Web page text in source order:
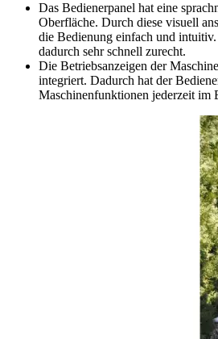
Das Bedienerpanel hat eine
Oberfläche. Durch diese visuell
die Bedienung einfach und
dadurch sehr schnell zurecht.
Die Betriebsanzeigen der
integriert. Dadurch hat der
Maschinenfunktionen jederzeit im